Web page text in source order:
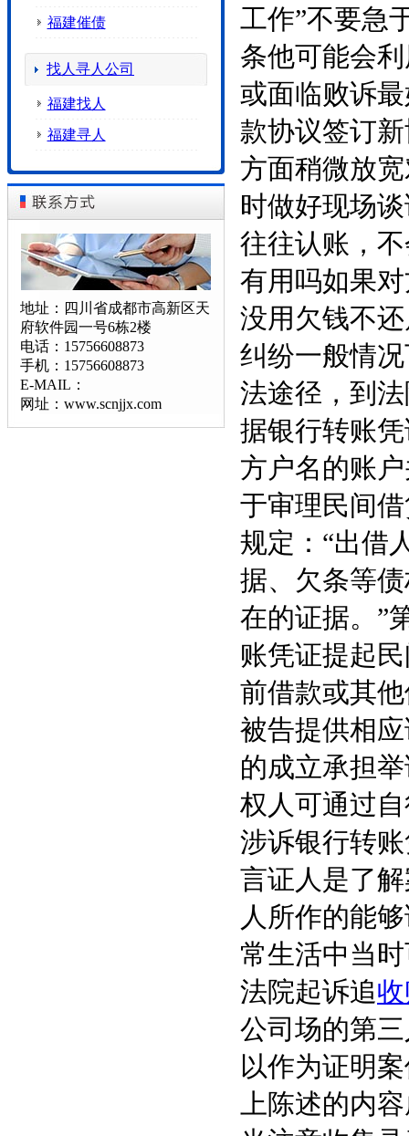
福建催债
找人寻人公司
福建找人
福建寻人
地址：四川省成都市高新区天
府软件园一号6栋2楼
电话：15756608873
手机：15756608873
E-MAIL：
网址：www.scnjjx.com
工作”不要急
条他可能会
或面临败诉
款协议签订
方面稍微放
时做好现场
往往认账，
有用吗如果
没用欠钱不
纠纷一般情
法途径，到
据银行转账
方户名的账
于审理民间
规定：“出借
据、欠条等
在的证据。”
账凭证提起
前借款或其
被告提供相
的成立承担
权人可通过
涉诉银行转
言证人是了
人所作的能
常生活中当
法院起诉追
公司场的第
以作为证明
上陈述的内